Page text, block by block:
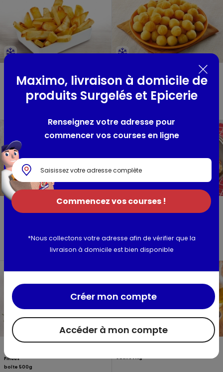
Frites Just au four
steakhouse
sachet 810g
Pommes noisettes
Mydibel
sachet 1kg
10 Galettes de
pommes de terre
sachet 670g
pommes de terre
4 x 100g - 400g
Findus
boîte 500g
sachet 1kg
Maximo, livraison à domicile de
produits Surgelés et Epicerie
Renseignez votre adresse pour
commencer vos courses en ligne
Commencez vos courses !
*Nous collectons votre adresse afin de vérifier que la
livraison à domicile est bien disponible
Accéder à mon compte
Créer mon compte